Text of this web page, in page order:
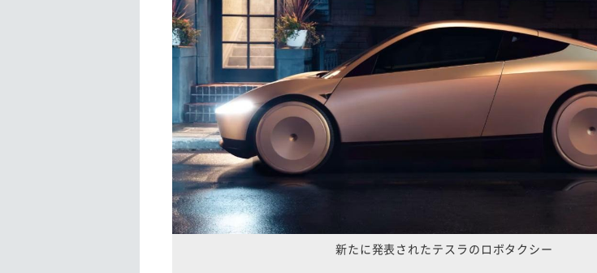
新たに発表されたテスラのロボタクシー